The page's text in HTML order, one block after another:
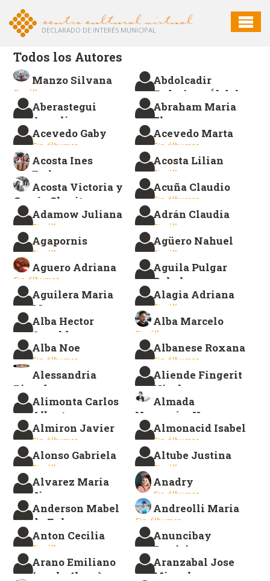
DECLARADO DE INTERÉS MUNICIPAL
Todos los Autores
Manzo Silvana
Sin álbumes.
Abdolcadir
Federico - Ábdol
Sin álbumes.
Aberastegui
Angelica
Sin álbumes.
Abraham Maria
Elena
Sin álbumes.
Acevedo Gaby
Sin álbumes.
Acevedo Marta
Sin álbumes.
Acosta Ines
Esther
Sin álbumes.
Acosta Lilian
Sin álbumes.
Acosta Victoria y
García Charito
Sin álbumes.
Acuña Claudio
Sin álbumes.
Adamow Juliana
Sin álbumes.
Adrán Claudia
Sin álbumes.
Agapornis
Sin álbumes.
Agüero Nahuel
Sin álbumes.
Aguero Adriana
Sin álbumes.
Aguila Pulgar
Rakel
Sin álbumes.
Aguilera Maria
Marta
Sin álbumes.
Alagia Adriana
Sin álbumes.
Alba Hector
Osvaldo
Sin álbumes.
Alba Marcelo
Sin álbumes.
Alba Noe
Sin álbumes.
Albanese Roxana
Sin álbumes.
Alessandria
Ricardo
Sin álbumes.
Aliende Fingerit
Nicolas
Sin álbumes.
Alimonta Carlos
Alberto
Sin álbumes.
Almada
Noguerón, Vanesa
Sin álbumes.
Almiron Javier
Sin álbumes.
Almonacid Isabel
Sin álbumes.
Alonso Gabriela
Sin álbumes.
Altube Justina
Sin álbumes.
Alvarez Maria
Jimena
Sin álbumes.
Anadry
Sin álbumes.
Anderson Mabel
de Fyhn
Sin álbumes.
Andreolli Maria
Sin álbumes.
Anton Cecilia
Sin álbumes.
Anuncibay
Patricia
Sin álbumes.
Arano Emiliano
(works4love)
Aranzabal Jose
Miguel